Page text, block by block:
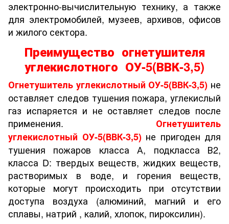
электронно-вычислительную технику, а также
для электромобилей, музеев, архивов, офисов
и жилого сектора.
Преимущество огнетушителя
углекислотного ОУ-5(ВВК-3,5)
Огнетушитель углекислотный ОУ-5(ВВК-3,5) не
оставляет следов тушения пожара, углекислый
газ испаряется и не оставляет следов после
применения. Огнетушитель
углекислотный ОУ-5(ВВК-3,5)не пригоден для
тушения пожаров класса А, подкласса В2,
класса D: твердых веществ, жидких веществ,
растворимых в воде, и горения веществ,
которые могут происходить при отсутствии
доступа воздуха (алюминий, магний и его
сплавы, натрий , калий, хлопок, пироксилин).